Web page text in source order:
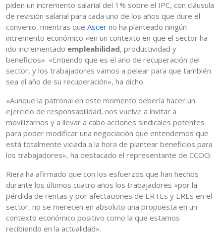
piden un incremento salarial del 1% sobre el IPC, con cláusula
de revisión salarial para cada uno de los años que dure el
convenio, mientras que Ascer no ha planteado ningún
incremento económico «en un contexto en que el sector ha
ido incrementado empleabilidad, productividad y
beneficios». «Entiendo que es el año de recuperación del
sector, y los trabajadores vamos a pelear para que también
sea el año de su recuperación», ha dicho.
«Aunque la patronal en este momento debería hacer un
ejercicio de responsabilidad, nos vuelve a invitar a
movilizarnos y a llevar a cabo acciones sindicales potentes
para poder modificar una negociación que entendemos que
está totalmente viciada a la hora de plantear beneficios para
los trabajadores», ha destacado el representante de CCOO.
Riera ha afirmado que con los esfuerzos que han hechos
durante los últimos cuatro años los trabajadores «por la
pérdida de rentas y por afectaciones de ERTEs y EREs en el
sector, no se merecen en absoluto una propuesta en un
contexto económico positivo como la que estamos
recibiendo en la actualidad».